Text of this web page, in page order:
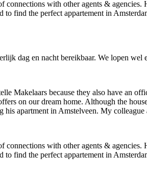
with other agents &
find the perfect appartement in
dag en nacht bereikbaar. We lopen
Makelaars because they also have an
on our dream home. Although the
his apartment in Amstelveen. My
with other agents &
find the perfect appartement in